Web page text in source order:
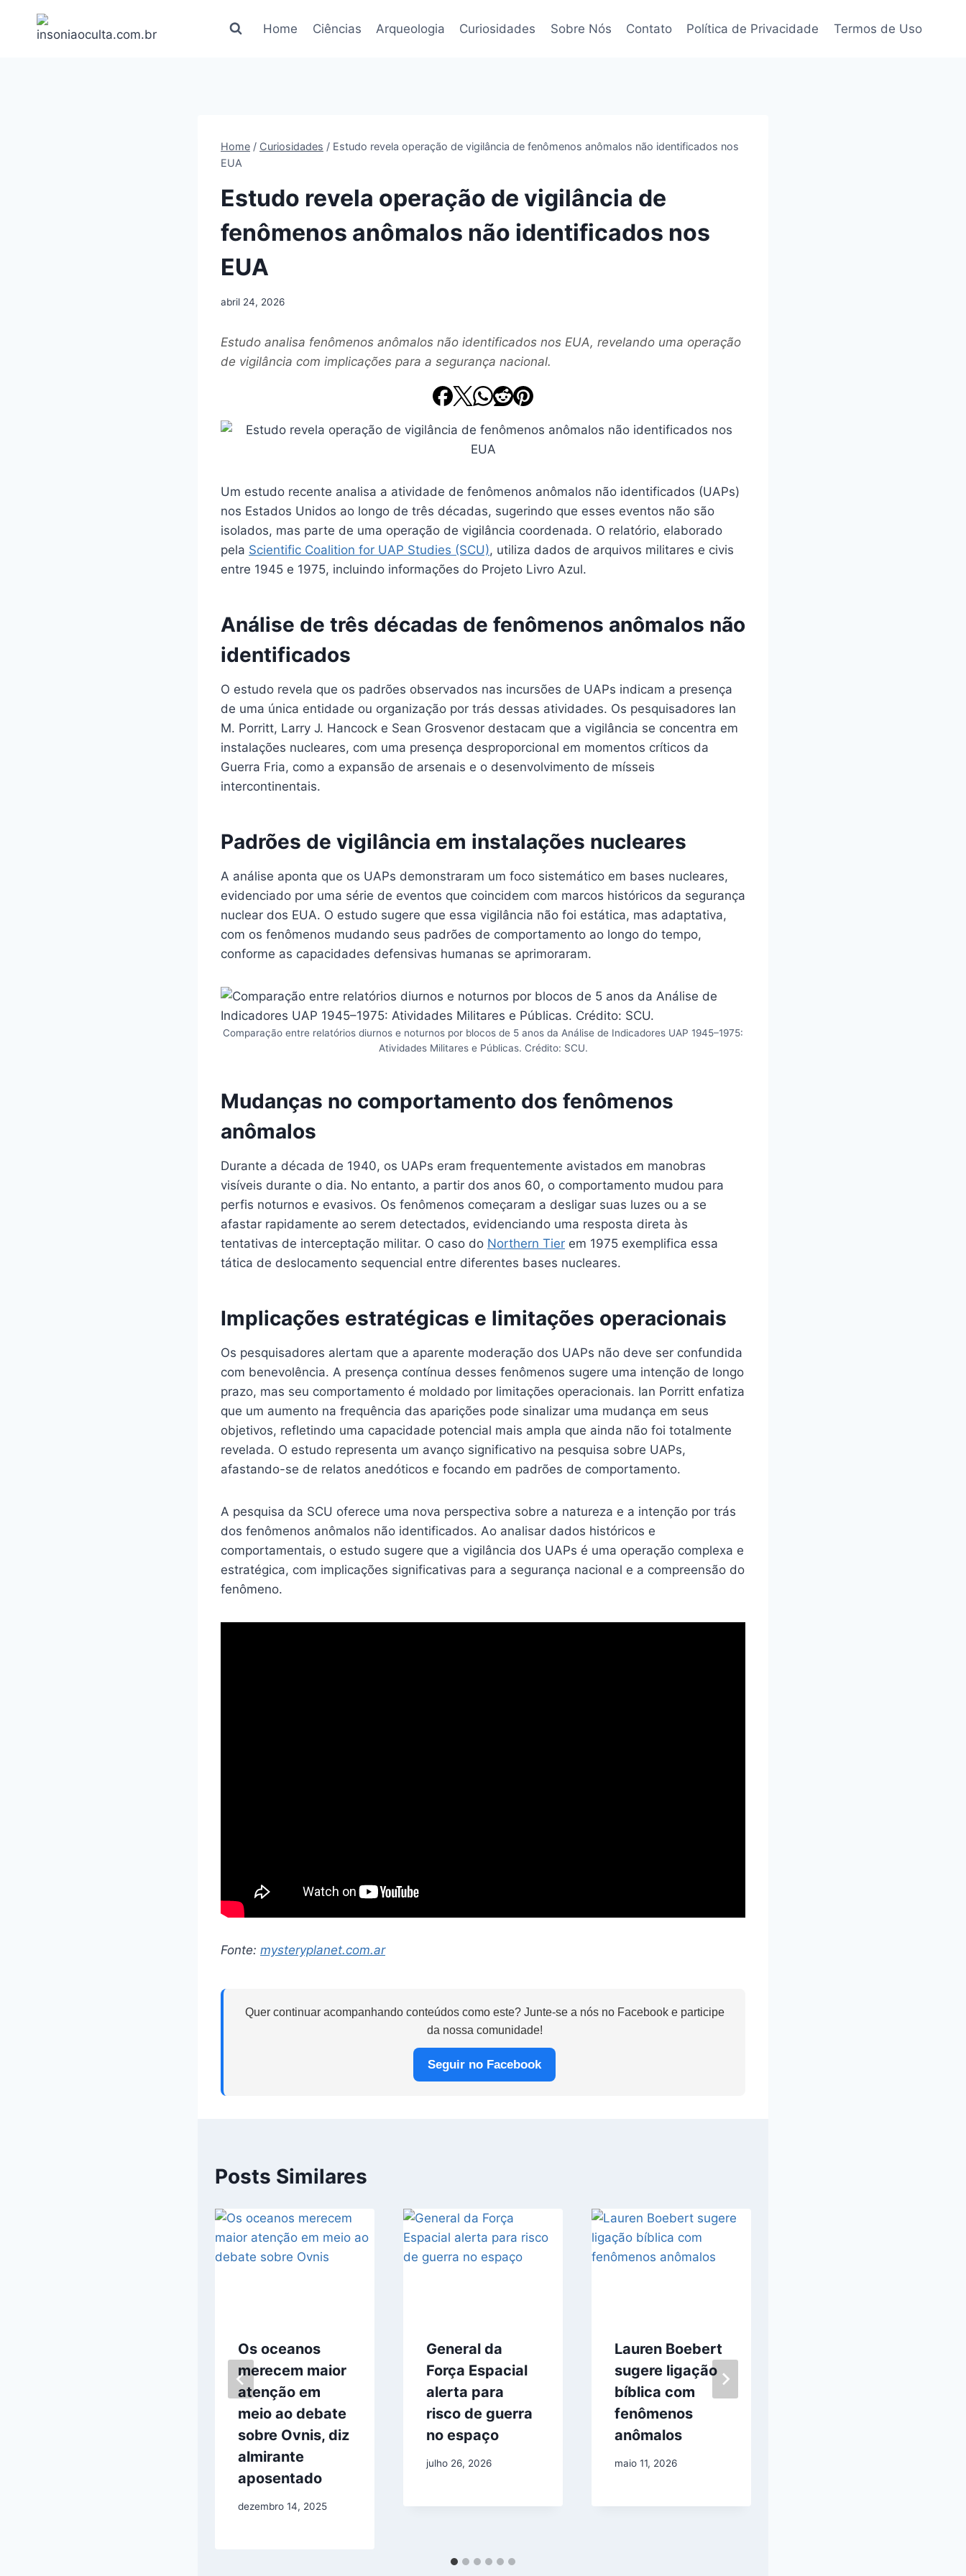
Home Ciências Arqueologia Curiosidades Sobre Nós Contato Política de Privacidade Termos de Uso
Home / Curiosidades / Estudo revela operação de vigilância de fenômenos anômalos não identificados nos
EUA
Estudo revela operação de vigilância de
fenômenos anômalos não identificados nos
EUA
abril 24, 2026
Estudo analisa fenômenos anômalos não identificados nos EUA, revelando uma operação
de vigilância com implicações para a segurança nacional.
Um estudo recente analisa a atividade de fenômenos anômalos não identificados (UAPs)
nos Estados Unidos ao longo de três décadas, sugerindo que esses eventos não são
isolados, mas parte de uma operação de vigilância coordenada. O relatório, elaborado
pela Scientific Coalition for UAP Studies (SCU), utiliza dados de arquivos militares e civis
entre 1945 e 1975, incluindo informações do Projeto Livro Azul.
Análise de três décadas de fenômenos anômalos não
identificados
O estudo revela que os padrões observados nas incursões de UAPs indicam a presença
de uma única entidade ou organização por trás dessas atividades. Os pesquisadores Ian
M. Porritt, Larry J. Hancock e Sean Grosvenor destacam que a vigilância se concentra em
instalações nucleares, com uma presença desproporcional em momentos críticos da
Guerra Fria, como a expansão de arsenais e o desenvolvimento de mísseis
intercontinentais.
Padrões de vigilância em instalações nucleares
A análise aponta que os UAPs demonstraram um foco sistemático em bases nucleares,
evidenciado por uma série de eventos que coincidem com marcos históricos da segurança
nuclear dos EUA. O estudo sugere que essa vigilância não foi estática, mas adaptativa,
com os fenômenos mudando seus padrões de comportamento ao longo do tempo,
conforme as capacidades defensivas humanas se aprimoraram.
Comparação entre relatórios diurnos e noturnos por blocos de 5 anos da Análise de Indicadores UAP 1945–1975:
Atividades Militares e Públicas. Crédito: SCU.
Mudanças no comportamento dos fenômenos
anômalos
Durante a década de 1940, os UAPs eram frequentemente avistados em manobras
visíveis durante o dia. No entanto, a partir dos anos 60, o comportamento mudou para
perfis noturnos e evasivos. Os fenômenos começaram a desligar suas luzes ou a se
afastar rapidamente ao serem detectados, evidenciando uma resposta direta às
tentativas de interceptação militar. O caso do Northern Tier em 1975 exemplifica essa
tática de deslocamento sequencial entre diferentes bases nucleares.
Implicações estratégicas e limitações operacionais
Os pesquisadores alertam que a aparente moderação dos UAPs não deve ser confundida
com benevolência. A presença contínua desses fenômenos sugere uma intenção de longo
prazo, mas seu comportamento é moldado por limitações operacionais. Ian Porritt enfatiza
que um aumento na frequência das aparições pode sinalizar uma mudança em seus
objetivos, refletindo uma capacidade potencial mais ampla que ainda não foi totalmente
revelada. O estudo representa um avanço significativo na pesquisa sobre UAPs,
afastando-se de relatos anedóticos e focando em padrões de comportamento.
A pesquisa da SCU oferece uma nova perspectiva sobre a natureza e a intenção por trás
dos fenômenos anômalos não identificados. Ao analisar dados históricos e
comportamentais, o estudo sugere que a vigilância dos UAPs é uma operação complexa e
estratégica, com implicações significativas para a segurança nacional e a compreensão do
fenômeno.
Fonte: mysteryplanet.com.ar
Quer continuar acompanhando conteúdos como este? Junte-se a nós no Facebook e participe
da nossa comunidade!
Seguir no Facebook
Posts Similares
Os oceanos
merecem maior
atenção em
meio ao debate
sobre Ovnis, diz
almirante
aposentado
dezembro 14, 2025
General da
Força Espacial
alerta para
risco de guerra
no espaço
julho 26, 2026
Lauren Boebert
sugere ligação
bíblica com
fenômenos
anômalos
maio 11, 2026